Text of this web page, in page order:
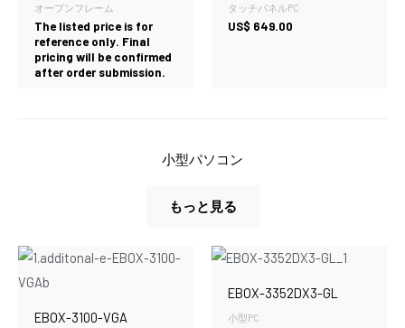
オープンフレーム
The listed price is for
reference only. Final
pricing will be confirmed
after order submission.
タッチパネルPC
US$ 649.00
小型パソコン
もっと見る
EBOX-3100-VGA
EBOX-3352DX3-GL
小型PC